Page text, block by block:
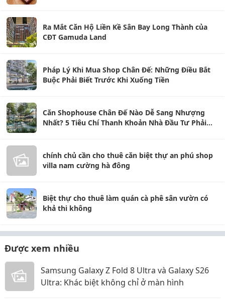
Ra Mắt Căn Hộ Liền Kề Sân Bay Long Thành của
CĐT Gamuda Land
Pháp Lý Khi Mua Shop Chân Đế: Những Điều Bắt
Buộc Phải Biết Trước Khi Xuống Tiền
Căn Shophouse Chân Đế Nào Dễ Sang Nhượng
Nhất? 5 Tiêu Chí Thanh Khoản Nhà Đầu Tư Phải
chính chủ cần cho thuê căn biệt thự an phú shop
villa nam cường hà đông
Biệt thự cho thuê làm quán cà phê sân vườn có
khả thi không
Được xem nhiều
Samsung Galaxy Z Fold 8 Ultra và Galaxy S26
Ultra: Khác biệt không chỉ ở màn hình